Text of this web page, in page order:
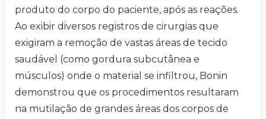
produto do corpo do paciente, após as reações.
Ao exibir diversos registros de cirurgias que
exigiram a remoção de vastas áreas de tecido
saudável (como gordura subcutânea e
músculos) onde o material se infiltrou, Bonin
demonstrou que os procedimentos resultaram
na mutilação de grandes áreas dos corpos de